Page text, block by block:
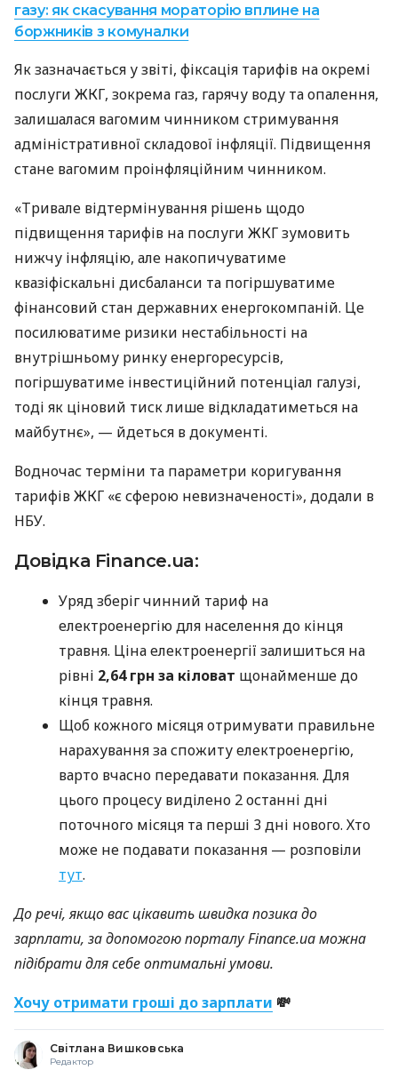
газу: як скасування мораторію вплине на
боржників з комуналки
Як зазначається у звіті, фіксація тарифів на окремі
послуги ЖКГ, зокрема газ, гарячу воду та опалення,
залишалася вагомим чинником стримування
адміністративної складової інфляції. Підвищення
стане вагомим проінфляційним чинником.
«Тривале відтермінування рішень щодо
підвищення тарифів на послуги ЖКГ зумовить
нижчу інфляцію, але накопичуватиме
квазіфіскальні дисбаланси та погіршуватиме
фінансовий стан державних енергокомпаній. Це
посилюватиме ризики нестабільності на
внутрішньому ринку енергоресурсів,
погіршуватиме інвестиційний потенціал галузі,
тоді як ціновий тиск лише відкладатиметься на
майбутнє», — йдеться в документі.
Водночас терміни та параметри коригування
тарифів ЖКГ «є сферою невизначеності», додали в
НБУ.
Довідка Finance.ua:
Уряд зберіг чинний тариф на
електроенергію для населення до кінця
травня. Ціна електроенергії залишиться на
рівні 2,64 грн за кіловат щонайменше до
кінця травня.
Щоб кожного місяця отримувати правильне
нарахування за спожиту електроенергію,
варто вчасно передавати показання. Для
цього процесу виділено 2 останні дні
поточного місяця та перші 3 дні нового. Хто
може не подавати показання — розповіли
тут.
До речі, якщо вас цікавить швидка позика до
зарплати, за допомогою порталу Finance.ua можна
підібрати для себе оптимальні умови.
Хочу отримати гроші до зарплати 💸
Світлана Вишковська
Редактор